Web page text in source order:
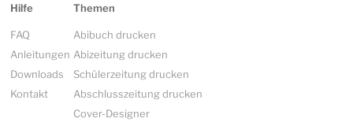
Hilfe
FAQ
Anleitungen
Downloads
Kontakt
Themen
Abibuch drucken
Abizeitung drucken
Schülerzeitung drucken
Abschlusszeitung drucken
Cover-Designer